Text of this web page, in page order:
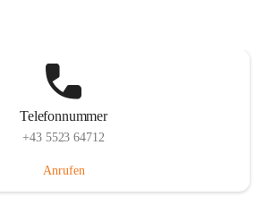
Telefonnummer
+43 5523 64712
Anrufen